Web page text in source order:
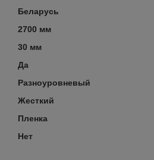
Беларусь
2700 мм
30 мм
Да
Разноуровневый
Жесткий
Пленка
Нет